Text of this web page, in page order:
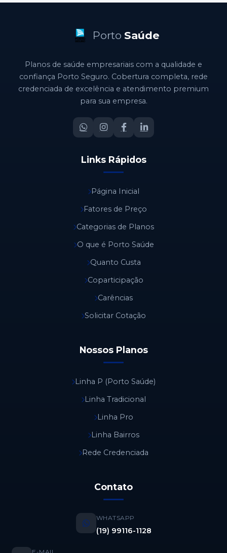
Porto Saúde
Planos de saúde empresariais com a qualidade e
confiança Porto Seguro. Cobertura completa, rede
credenciada de excelência e atendimento premium
para sua empresa.
Links Rápidos
Página Inicial
Fatores de Preço
Categorias de Planos
O que é Porto Saúde
Quanto Custa
Coparticipação
Carências
Solicitar Cotação
Nossos Planos
Linha P (Porto Saúde)
Linha Tradicional
Linha Pro
Linha Bairros
Rede Credenciada
Contato
WHATSAPP
(19) 99116-1128
E-MAIL